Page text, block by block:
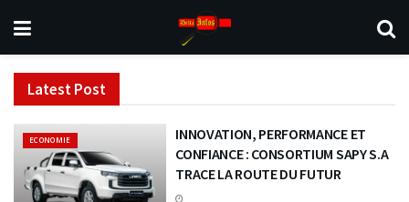
Latest Post
ECONOMIE
INNOVATION, PERFORMANCE ET
CONFIANCE : CONSORTIUM SAPY S.A
TRACE LA ROUTE DU FUTUR